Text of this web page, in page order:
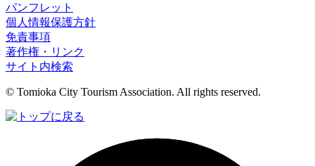
パンフレット
個人情報保護方針
免責事項
著作権・リンク
サイト内検索
© Tomioka City Tourism Association. All rights reserved.